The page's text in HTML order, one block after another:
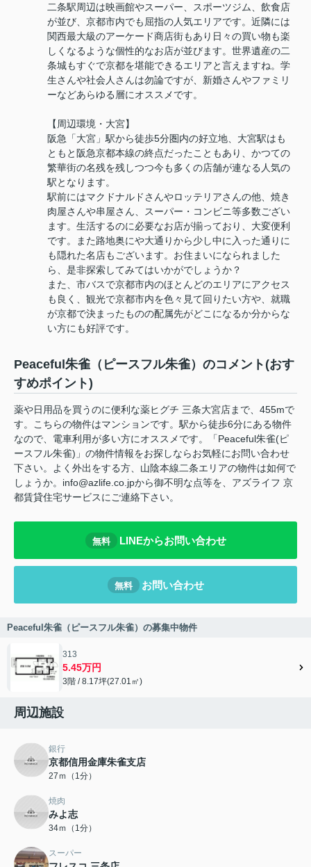
二条駅周辺は映画館やスーパー、スポーツジム、飲食店
が並び、京都市内でも屈指の人気エリアです。近隣には
関西最大級のアーケード商店街もあり日々の買い物も楽
しくなるような個性的なお店が並びます。世界遺産の二
条城もすぐで京都を堪能できるエリアと言えますね。学
生さんや社会人さんは勿論ですが、新婚さんやファミリ
ーなどあらゆる層にオススメです。
【周辺環境・大宮】
阪急「大宮」駅から徒歩5分圏内の好立地、大宮駅はも
ともと阪急京都本線の終点だったこともあり、かつての
繁華街の名残を残しつつ今も多くの店舗が連なる人気の
駅となります。
駅前にはマクドナルドさんやロッテリアさんの他、焼き
肉屋さんや串屋さん、スーパー・コンビニ等多数ござい
ます。生活するのに必要なお店が揃っており、大変便利
です。また路地奥にや大通りから少し中に入った通りに
も隠れた名店もございます。お住まいになられました
ら、是非探索してみてはいかがでしょうか？
また、市バスで京都市内のほとんどのエリアにアクセス
も良く、観光で京都市内を色々見て回りたい方や、就職
が京都で決まったものの配属先がどこになるか分からな
い方にも好評です。
Peaceful朱雀（ピースフル朱雀）のコメント(おす
すめポイント)
薬や日用品を買うのに便利な薬ヒグチ 三条大宮店まで、455mで
す。こちらの物件はマンションです。駅から徒歩6分にある物件
なので、電車利用が多い方にオススメです。「Peaceful朱雀(ピ
ースフル朱雀)」の物件情報をお探しならお気軽にお問い合わせ
下さい。よく外出をする方、山陰本線二条エリアの物件は如何で
しょうか。info@azlife.co.jpから御不明な点等を、アズライフ 京
都賃貸住宅サービスにご連絡下さい。
無料 LINEからお問い合わせ
無料 お問い合わせ
Peaceful朱雀（ピースフル朱雀）の募集中物件
313
5.45万円
3階 / 8.17坪(27.01㎡)
周辺施設
銀行
京都信用金庫朱雀支店
27ｍ（1分）
焼肉
みよ志
34ｍ（1分）
スーパー